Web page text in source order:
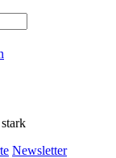
Newsletter